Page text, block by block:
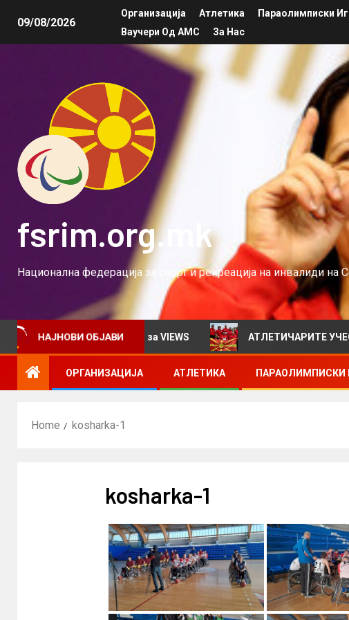
09/08/2026
Организација Атлетика Параолимписки
Ваучери Од АМС
За Нас
fsrim.org.mk
Национална федерација за спорт и рекреација на инвалиди
НАЈНОВИ ОБЈАВИ
билтен за VIEWS АТЛЕТИЧАРИТЕ
ОРГАНИЗАЦИЈА АТЛЕТИКА ПАРАОЛИМПИСКИ
Home kosharka-1
kosharka-1